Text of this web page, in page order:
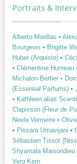
Portraits &
Alberto Morillas •
Bourgeois • Brigitte
Huber (Arquiste) •
• Clémentine Humeau
Michalon Bertier •
(Essential Parfums) •
• Kathleen alias
Clapisson (Fleur de
Neela Vermeire •
• Pissara Umavijani •
Sébastien Tissot
Shyamala Maisondieu
Vero Kern